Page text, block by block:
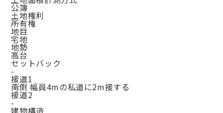
公簿
土地権利
所有権
地目
宅地
地勢
高台
セットバック
-
接道1
南側 幅員4mの私道に2m接する
接道2
-
建物構造